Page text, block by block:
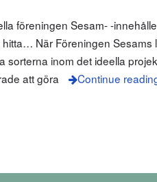
föreningen Sesam- -
hitta… När Föreningen
sorterna inom det ideella
att göra
Continue